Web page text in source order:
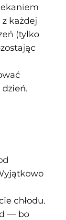
każdej
(tylko
dzień.
chłodu.
— bo